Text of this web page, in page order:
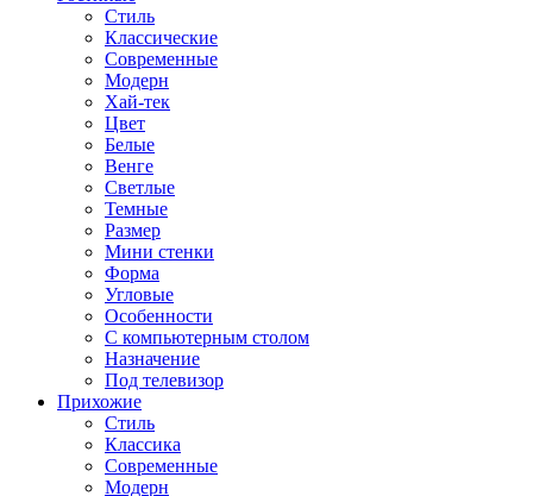
Стиль
Классические
Современные
Модерн
Хай-тек
Цвет
Белые
Венге
Светлые
Темные
Размер
Мини стенки
Форма
Угловые
Особенности
С компьютерным столом
Назначение
Под телевизор
Прихожие
Стиль
Классика
Современные
Модерн